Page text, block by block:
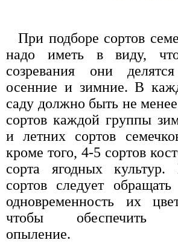
При подборе сортов
надо иметь в виду,
созревания они
осенние и зимние. В
саду должно быть не
сортов каждой группы
и летних сортов
кроме того, 4-5 сортов
сорта ягодных
сортов следует
одновременность их
чтобы обеспечить
опыление.